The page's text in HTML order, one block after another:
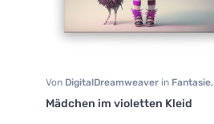
Von DigitalDreamweaver in Fantasie,
Human Art
Portrait
Mädchen im violetten Kleid